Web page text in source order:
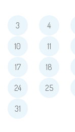
3 4
10 11
17 18
24 25
31